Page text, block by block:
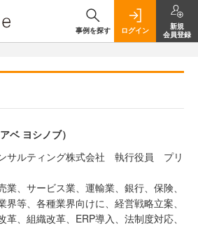
事例を探す ログイン
新規
会員登録
ベ ヨシノブ）
サルティング株式会社 執行役員 プリ
業、サービス業、運輸業、銀行、保険、
界等、各種業界向けに、経営戦略立案、
革、組織改革、ERP導入、法制度対応、